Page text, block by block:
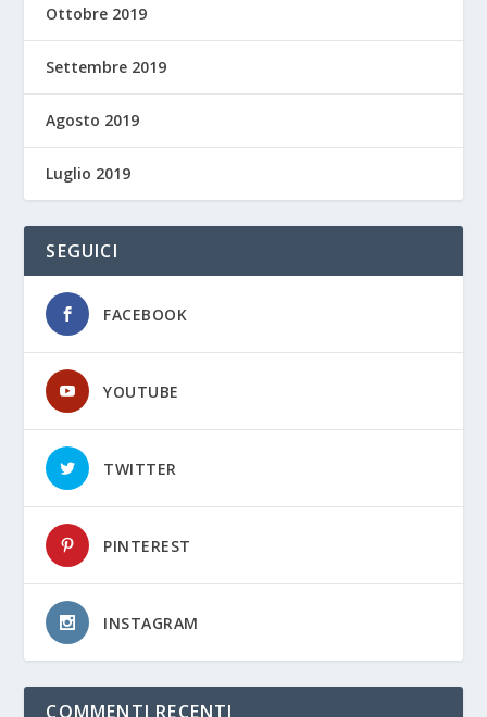
Ottobre 2019
Settembre 2019
Agosto 2019
Luglio 2019
SEGUICI
FACEBOOK
YOUTUBE
TWITTER
PINTEREST
INSTAGRAM
COMMENTI RECENTI